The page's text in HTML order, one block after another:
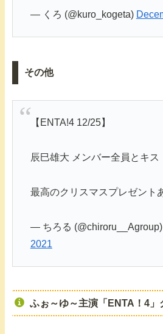
— くろ (@kuro_kogeta)
その他
【ENTA!4 12/25】
辰巳雄大 メンバー全員とキス
最高のクリスマスプレゼント
— ちろる (@chiroru__Agroup)
2021
ふぉ～ゆ～主演「ENTA！4」